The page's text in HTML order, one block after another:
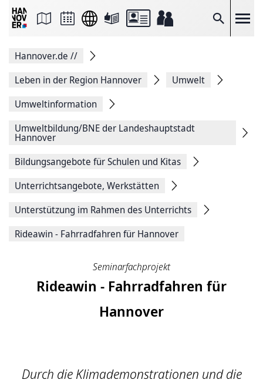
Suche
Seite
Facebook
teilen
Seitenlink
Seite
Drucken
Hannover.de //
Leben in der Region Hannover
Umwelt
Umweltinformation
Umweltbildung/BNE der Landeshauptstadt
Hannover
Bildungsangebote für Schulen und Kitas
Unterrichtsangebote, Werkstätten
Unterstützung im Rahmen des Unterrichts
Rideawin - Fahrradfahren für Hannover
Seminarfachprojekt
Rideawin - Fahrradfahren für
Hannover
Durch die Klimademonstrationen und die